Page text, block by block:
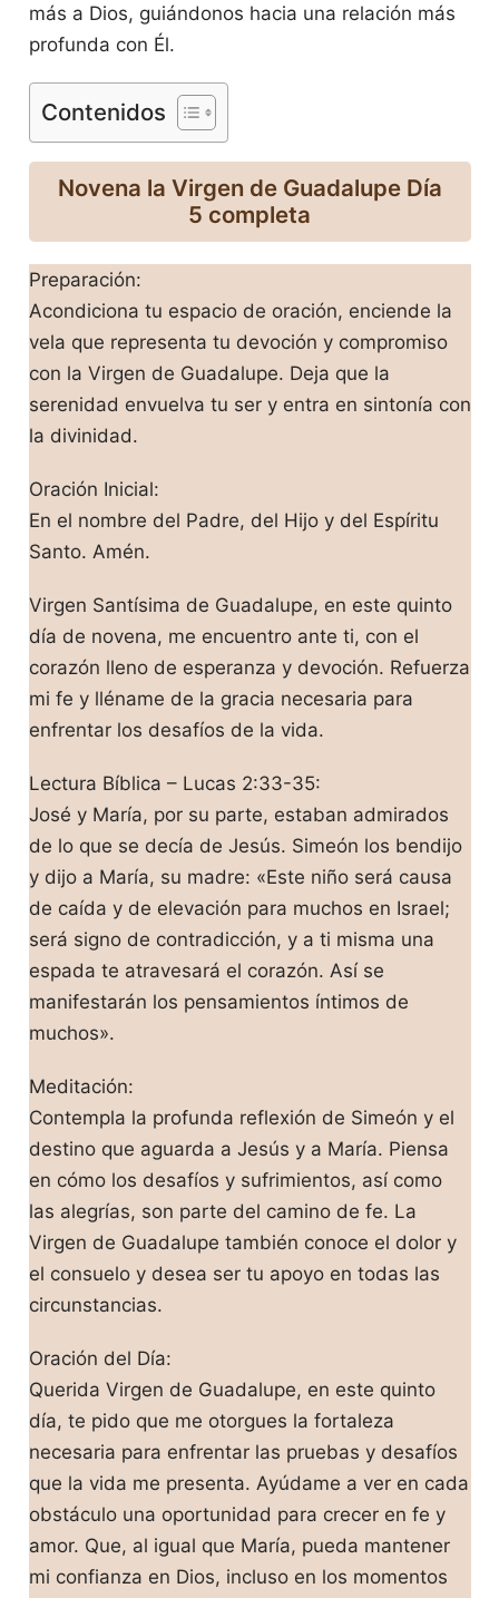
más a Dios, guiándonos hacia una relación más
profunda con Él.
Contenidos
Novena la Virgen de Guadalupe Día
5 completa
Preparación:
Acondiciona tu espacio de oración, enciende la
vela que representa tu devoción y compromiso
con la Virgen de Guadalupe. Deja que la
serenidad envuelva tu ser y entra en sintonía con
la divinidad.
Oración Inicial:
En el nombre del Padre, del Hijo y del Espíritu
Santo. Amén.
Virgen Santísima de Guadalupe, en este quinto
día de novena, me encuentro ante ti, con el
corazón lleno de esperanza y devoción. Refuerza
mi fe y lléname de la gracia necesaria para
enfrentar los desafíos de la vida.
Lectura Bíblica – Lucas 2:33-35:
José y María, por su parte, estaban admirados
de lo que se decía de Jesús. Simeón los bendijo
y dijo a María, su madre: «Este niño será causa
de caída y de elevación para muchos en Israel;
será signo de contradicción, y a ti misma una
espada te atravesará el corazón. Así se
manifestarán los pensamientos íntimos de
muchos».
Meditación:
Contempla la profunda reflexión de Simeón y el
destino que aguarda a Jesús y a María. Piensa
en cómo los desafíos y sufrimientos, así como
las alegrías, son parte del camino de fe. La
Virgen de Guadalupe también conoce el dolor y
el consuelo y desea ser tu apoyo en todas las
circunstancias.
Oración del Día:
Querida Virgen de Guadalupe, en este quinto
día, te pido que me otorgues la fortaleza
necesaria para enfrentar las pruebas y desafíos
que la vida me presenta. Ayúdame a ver en cada
obstáculo una oportunidad para crecer en fe y
amor. Que, al igual que María, pueda mantener
mi confianza en Dios, incluso en los momentos